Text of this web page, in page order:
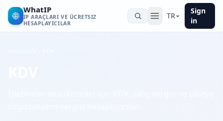
🌐
WhatIP
IP ARAÇLARI VE ÜCRETSIZ
HESAPLAYICILAR
TR
Sign
in